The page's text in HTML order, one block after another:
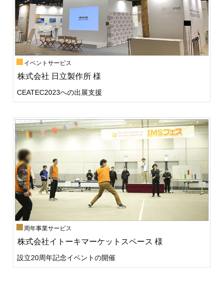
イベントサービス
株式会社 日立製作所 様
CEATEC2023への出展支援
周年事業サービス
株式会社イトーキマーケットスペース 様
設立20周年記念イベントの開催